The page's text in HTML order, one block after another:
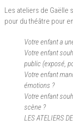
Les ateliers de Gaëlle
pour du théâtre pour
Votre enfant a
Votre enfant
public (exposé,
Votre enfant
émotions ?
Votre enfant
scène ?
LES ATELIERS DE